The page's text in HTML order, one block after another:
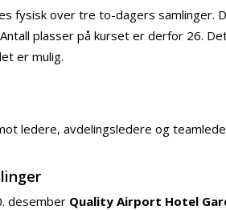
fysisk over tre to-dagers samlinger.
plasser på kurset er derfor 26.
er mulig.
ledere, avdelingsledere og
desember Quality Airport Hotel